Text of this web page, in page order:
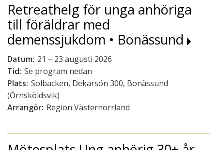
Retreathelg för unga anhöriga
till föräldrar med
demenssjukdom • Bonässund
Datum: 21 – 23 augusti 2026
Tid: Se program nedan
Plats: Solbacken, Dekarsön 300, Bonässund
(Örnsköldsvik)
Arrangör: Region Västernorrland